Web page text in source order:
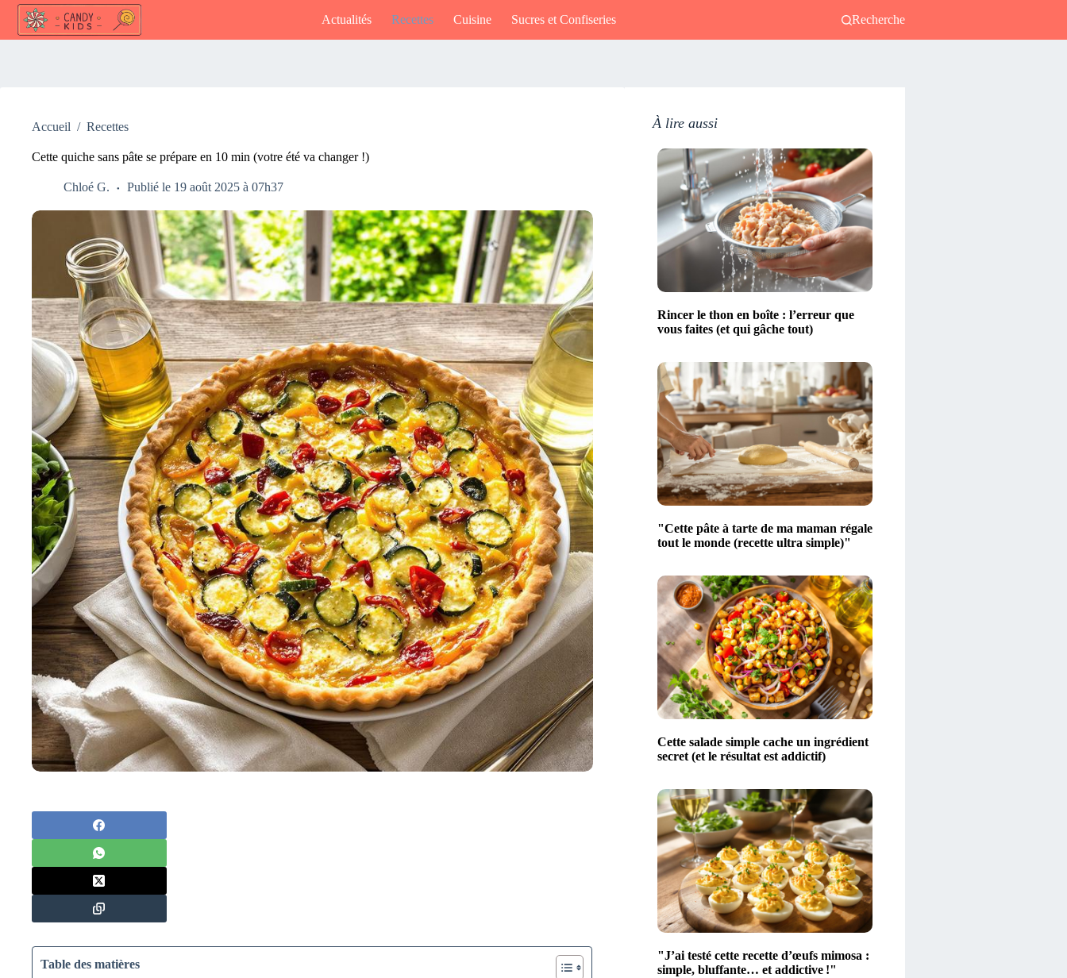
Passer
contenu
Actualités Recettes Cuisine Sucres et Confiseries Recherche
Accueil / Recettes
Cette quiche sans pâte se prépare en 10 min (votre été va changer !)
Chloé G. Publié le 19 août 2025 à 07h37
Table des matières
À lire aussi
Rincer le thon en boîte : l’erreur que
vous faites (et qui gâche tout)
"Cette pâte à tarte de ma maman régale
tout le monde (recette ultra simple)"
Cette salade simple cache un ingrédient
secret (et le résultat est addictif)
"J’ai testé cette recette d’œufs mimosa :
simple, bluffante… et addictive !"